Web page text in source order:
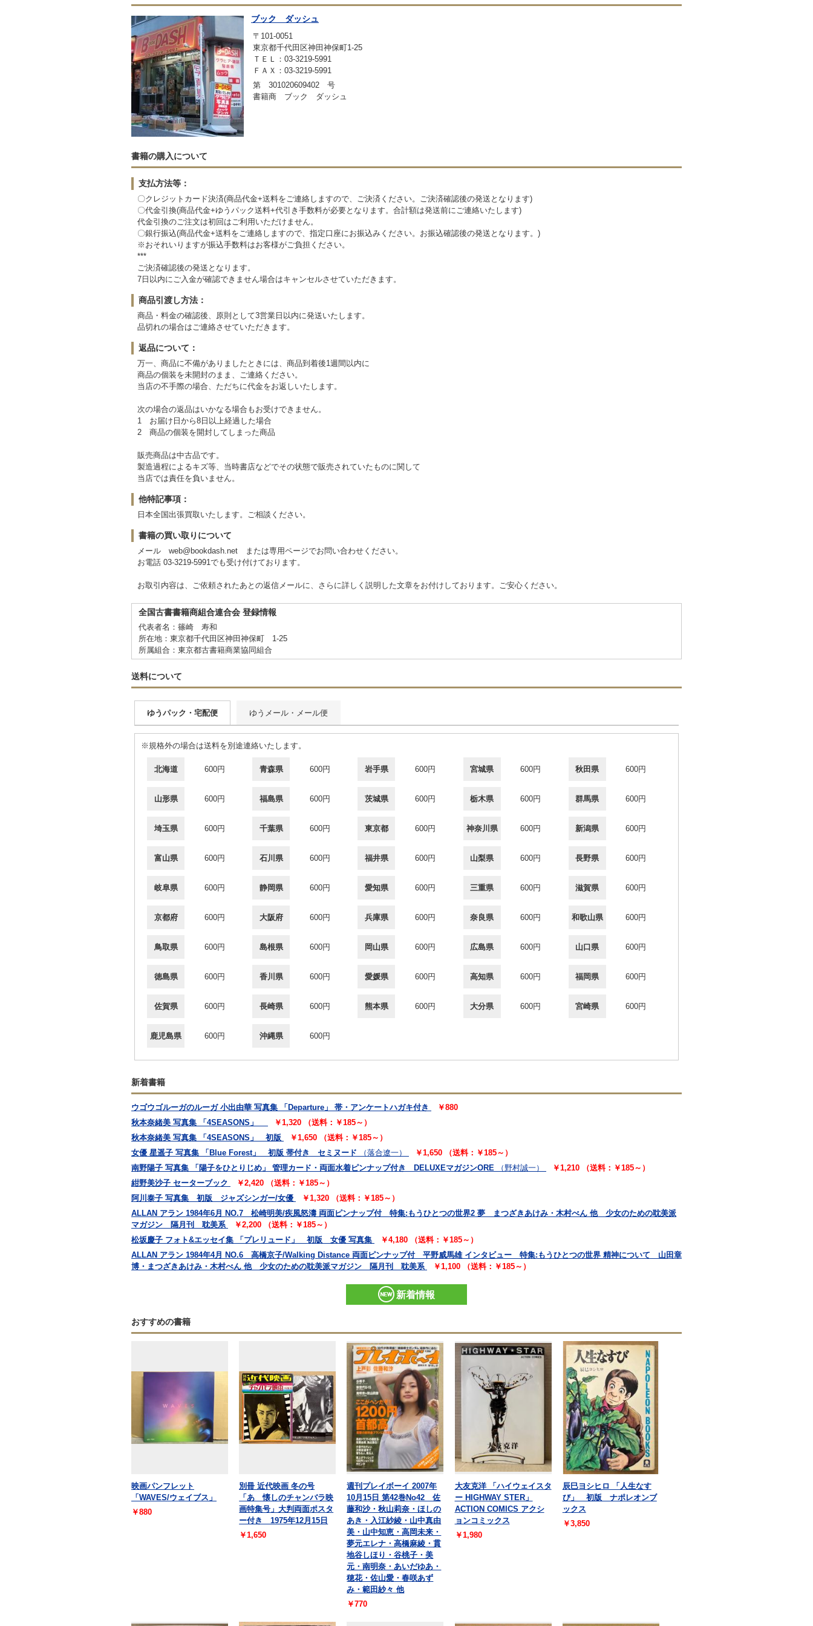
ブック ダッシュ
〒101-0051
東京都千代田区神田神保町1-25
ＴＥＬ：03-3219-5991
ＦＡＸ：03-3219-5991
第 301020609402 号
書籍商 ブック ダッシュ
書籍の購入について
支払方法等：
〇クレジットカード決済(商品代金+送料をご連絡しますので、ご決済ください。ご決済確認後の発送となります)
〇代金引換(商品代金+ゆうパック送料+代引き手数料が必要となります。合計額は発送前にご連絡いたします)
代金引換のご注文は初回はご利用いただけません。
〇銀行振込(商品代金+送料をご連絡しますので、指定口座にお振込みください。お振込確認後の発送となります。)
※おそれいりますが振込手数料はお客様がご負担ください。
***
ご決済確認後の発送となります。
7日以内にご入金が確認できません場合はキャンセルさせていただきます。
商品引渡し方法：
商品・料金の確認後、原則として3営業日以内に発送いたします。
品切れの場合はご連絡させていただきます。
返品について：
万一、商品に不備がありましたときには、商品到着後1週間以内に
商品の個装を未開封のまま、ご連絡ください。
当店の不手際の場合、ただちに代金をお返しいたします。
次の場合の返品はいかなる場合もお受けできません。
1 お届け日から8日以上経過した場合
2 商品の個装を開封してしまった商品
販売商品は中古品です。
製造過程によるキズ等、当時書店などでその状態で販売されていたものに関して
当店では責任を負いません。
他特記事項：
日本全国出張買取いたします。ご相談ください。
書籍の買い取りについて
メール web@bookdash.net または専用ページでお問い合わせください。
お電話 03-3219-5991でも受け付けております。
お取引内容は、ご依頼されたあとの返信メールに、さらに詳しく説明した文章をお付けしております。ご安心ください。
全国古書書籍商組合連合会 登録情報
代表者名：篠崎 寿和
所在地：東京都千代田区神田神保町 1-25
所属組合：東京都古書籍商業協同組合
送料について
ゆうパック・宅配便 ゆうメール・メール便
※規格外の場合は送料を別途連絡いたします。
北海道 600円 青森県 600円 岩手県 600円 宮城県 600円 秋田県 600円
山形県 600円 福島県 600円 茨城県 600円 栃木県 600円 群馬県 600円
埼玉県 600円 千葉県 600円 東京都 600円 神奈川県 600円 新潟県 600円
富山県 600円 石川県 600円 福井県 600円 山梨県 600円 長野県 600円
岐阜県 600円 静岡県 600円 愛知県 600円 三重県 600円 滋賀県 600円
京都府 600円 大阪府 600円 兵庫県 600円 奈良県 600円 和歌山県 600円
鳥取県 600円 島根県 600円 岡山県 600円 広島県 600円 山口県 600円
徳島県 600円 香川県 600円 愛媛県 600円 高知県 600円 福岡県 600円
佐賀県 600円 長崎県 600円 熊本県 600円 大分県 600円 宮崎県 600円
鹿児島県 600円 沖縄県 600円
新着書籍
ウゴウゴルーガのルーガ 小出由華 写真集 「Departure」 帯・アンケートハガキ付き
￥880
秋本奈緒美 写真集 「4SEASONS」
￥1,320 （送料：￥185～）
秋本奈緒美 写真集 「4SEASONS」 初版
￥1,650 （送料：￥185～）
女優 星遥子 写真集 「Blue Forest」 初版 帯付き セミヌード
（落合遼一）
￥1,650 （送料：￥185～）
南野陽子 写真集 「陽子をひとりじめ」 管理カード・両面水着ピンナップ付き DELUXEマガジンORE
（野村誠一）
￥1,210 （送料：￥185～）
紺野美沙子 セーターブック
￥2,420 （送料：￥185～）
阿川泰子 写真集 初版 ジャズシンガー/女優
￥1,320 （送料：￥185～）
ALLAN アラン 1984年6月 NO.7 松崎明美/疾風怒濤 両面ピンナップ付 特集:もうひとつの世界2 夢 まつざきあけみ・木村べん 他 少女のための耽美派
マガジン 隔月刊 耽美系
￥2,200 （送料：￥185～）
松坂慶子 フォト&エッセイ集 「プレリュード」 初版 女優 写真集
￥4,180 （送料：￥185～）
ALLAN アラン 1984年4月 NO.6 高橋京子/Walking Distance 両面ピンナップ付 平野威馬雄 インタビュー 特集:もうひとつの世界 精神について 山田章
博・まつざきあけみ・木村べん 他 少女のための耽美派マガジン 隔月刊 耽美系
￥1,100 （送料：￥185～）
新着情報
おすすめの書籍
映画パンフレット
「WAVES/ウェイブス」
￥880
別冊 近代映画 冬の号
「あゝ懐しのチャンバラ映
画特集号」大判両面ポスタ
ー付き 1975年12月15日
￥1,650
週刊プレイボーイ 2007年
10月15日 第42巻No42 佐
藤和沙・秋山莉奈・ほしの
あき・入江紗綾・山中真由
美・山中知恵・高岡未来・
夢元エレナ・高橋麻綾・貫
地谷しほり・谷桃子・美
元・南明奈・あいだゆあ・
穂花・佐山愛・春咲あず
み・範田紗々 他
￥770
大友克洋 「ハイウェイスタ
ー HIGHWAY STER」
ACTION COMICS アクシ
ョンコミックス
￥1,980
辰巳ヨシヒロ 「人生なす
び」 初版 ナポレオンブ
ックス
￥3,850